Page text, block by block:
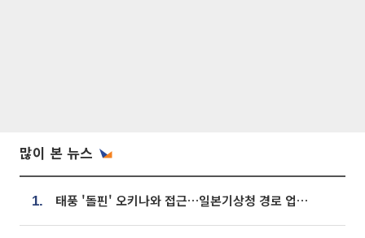
많이 본 뉴스
1. 태풍 '돌핀' 오키나와 접근…일본기상청 경로 업데이트